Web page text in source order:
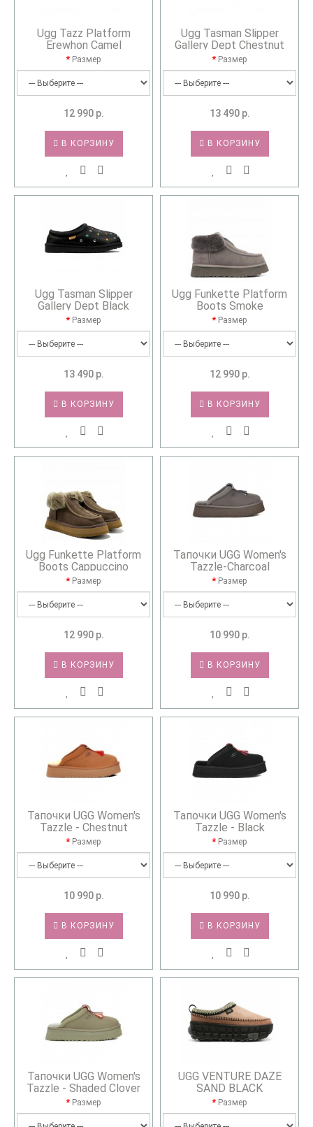
Ugg Tazz Platform
Erewhon Camel
Размер
12 990 р.
В КОРЗИНУ
Ugg Tasman Slipper
Gallery Dept Chestnut
Размер
13 490 р.
В КОРЗИНУ
Ugg Tasman Slipper
Gallery Dept Black
Размер
13 490 р.
В КОРЗИНУ
Ugg Funkette Platform
Boots Smoke
Размер
12 990 р.
В КОРЗИНУ
Ugg Funkette Platform
Boots Cappuccino
Размер
12 990 р.
В КОРЗИНУ
Тапочки UGG Women's
Tazzle-Charcoal
Размер
10 990 р.
В КОРЗИНУ
Тапочки UGG Women's
Tazzle - Chestnut
Размер
10 990 р.
В КОРЗИНУ
Тапочки UGG Women's
Tazzle - Black
Размер
10 990 р.
В КОРЗИНУ
Тапочки UGG Women's
Tazzle - Shaded Clover
Размер
UGG VENTURE DAZE
SAND BLACK
Размер